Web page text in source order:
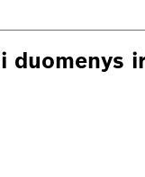
duomenys